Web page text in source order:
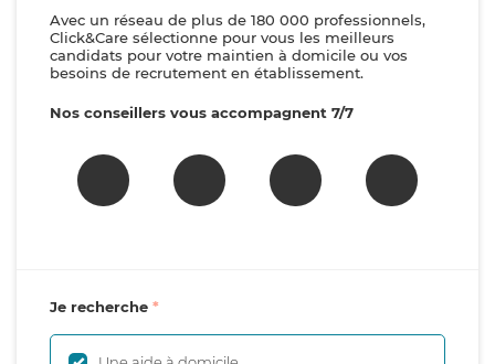
Avec un réseau de plus de 180 000 professionnels,
Click&Care sélectionne pour vous les meilleurs
candidats pour votre maintien à domicile ou vos
besoins de recrutement en établissement.
Nos conseillers vous accompagnent 7/7
Je recherche